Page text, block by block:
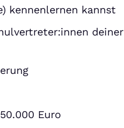
kennenlernen kannst
deiner
Euro